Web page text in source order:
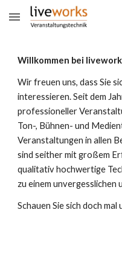
Skip to main content
Willkommen bei
Wir freuen uns, dass Sie
interessieren. Seit dem
professioneller
Ton-, Bühnen- und
Veranstaltungen in allen
sind seither mit großem
qualitativ hochwertige
zu einem unvergesslichen
Schauen Sie sich doch mal